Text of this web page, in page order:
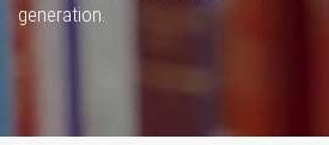
generation.